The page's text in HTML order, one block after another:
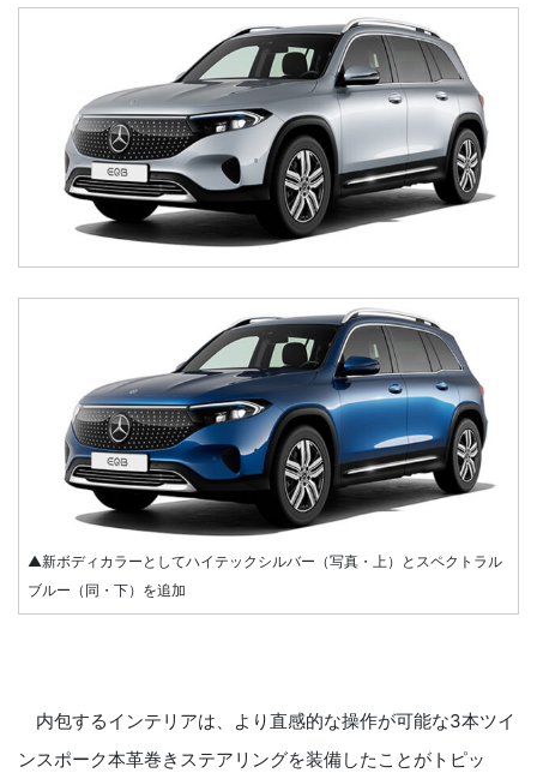
▲新ボディカラーとしてハイテックシルバー（写真・上）とスペクトラル
ブルー（同・下）を追加
内包するインテリアは、より直感的な操作が可能な3本ツイ
ンスポーク本革巻きステアリングを装備したことがトピッ